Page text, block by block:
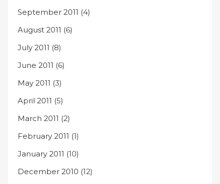
September 2011 (4)
August 2011 (6)
July 2011 (8)
June 2011 (6)
May 2011 (3)
April 2011 (5)
March 2011 (2)
February 2011 (1)
January 2011 (10)
December 2010 (12)